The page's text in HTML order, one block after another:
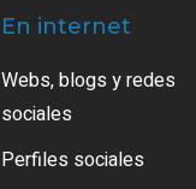
En internet
Webs, blogs y redes
sociales
Perfiles sociales